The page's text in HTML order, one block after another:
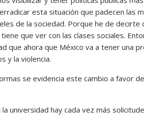
esta situación que padecen las
de la sociedad. Porque he de decirte
que ver con las clases sociales.
que ahora que México va a tener una
y la violencia.
se evidencia este cambio a favor
universidad hay cada vez más